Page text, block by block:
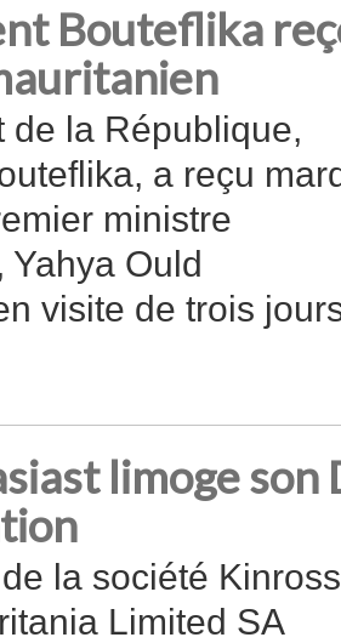
Bouteflika
de la République,
a reçu
ministre
Yahya Ould
visite de trois
limoge son
la société Kinross
Limited SA